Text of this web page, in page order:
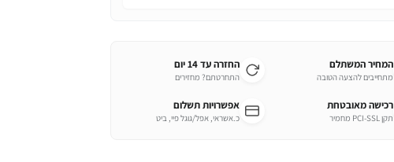
המחיר המשתלם
מתחייבים להצעה הטובה
החזרה עד 14 יום
התחרטתם? מחזירים
רכישה מאובטחת
תקן PCI-SSL מחמיר
אפשרויות תשלום
כ.אשראי, אפל/גוגל פיי, ביט